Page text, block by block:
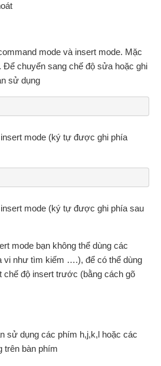
mode và insert mode. Mặc
Để chuyển sang chế độ sửa hoặc ghi
sử dụng
mode (ký tự được ghi phía
mode (ký tự được ghi phía sau
mode bạn không thể dùng các
vi như tìm kiếm ….), để có thể dùng
chế độ insert trước (bằng cách gõ
sử dụng các phím h,j,k,l hoặc các
trên bàn phím